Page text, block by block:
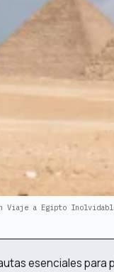
Viaje a Egipto
esenciales para